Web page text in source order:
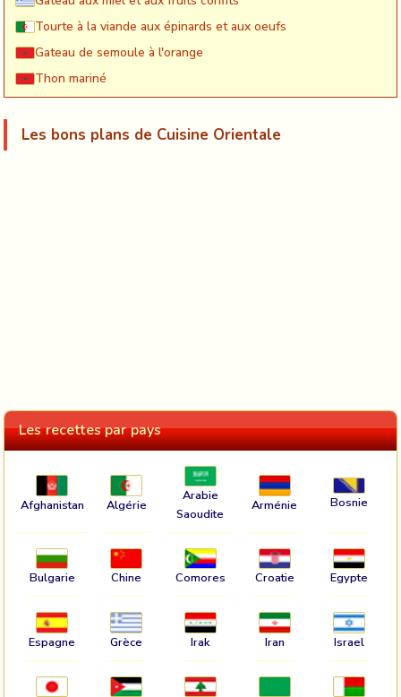
Tourte à la viande aux épinards et aux oeufs
Gateau de semoule à l'orange
Thon mariné
Les bons plans de Cuisine Orientale
Les recettes par pays
Afghanistan Algérie
Arabie
Saoudite
Arménie Bosnie
Bulgarie Chine Comores Croatie Egypte
Espagne Grèce Irak Iran Israel